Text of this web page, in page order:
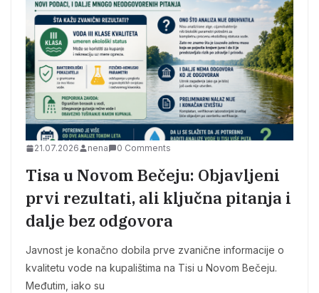
21.07.2026 nena 0 Comments
Tisa u Novom Bečeju: Objavljeni
prvi rezultati, ali ključna pitanja i
dalje bez odgovora
Javnost je konačno dobila prve zvanične informacije o
kvalitetu vode na kupalištima na Tisi u Novom Bečeju.
Međutim, iako su